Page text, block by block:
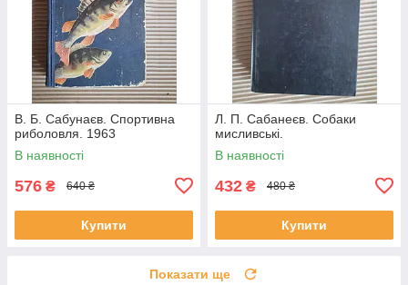
В. Б. Сабунаєв. Спортивна
риболовля. 1963
В наявності
576 ₴ 640 ₴
Купити
Л. П. Сабанеєв. Собаки
мисливські.
В наявності
432 ₴ 480 ₴
Купити
Показати ще